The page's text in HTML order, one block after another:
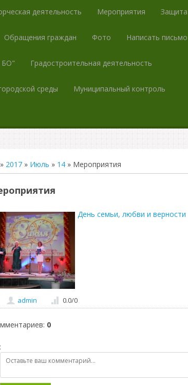
деятельность Мероприятия
Обращения граждан Фото Написать письмо
БО" Градостроительная деятельность
среды Муниципальный контроль
» 2017 » Июль » 14» Мероприятия
День семьи, любви и верности
admin 0.0/0
: 0